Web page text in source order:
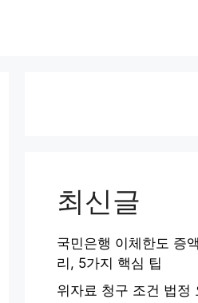
최신글
국민은행 이체한도 증
리, 5가지 핵심 팁
위자료 청구 조건 법정